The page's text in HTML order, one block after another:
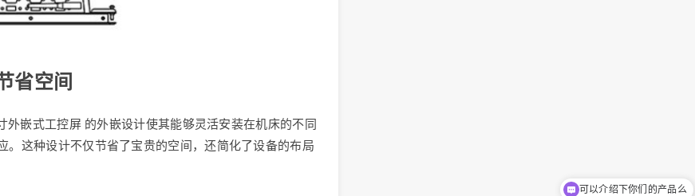
省空间
嵌式工控屏 的外嵌设计使其能够灵活安装在机床的不同
这种设计不仅节省了宝贵的空间，还简化了设备的布局
你们是怎么收费的呢